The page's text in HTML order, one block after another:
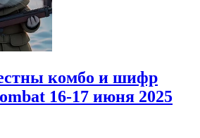
комбо и шифр
16-17 июня 2025